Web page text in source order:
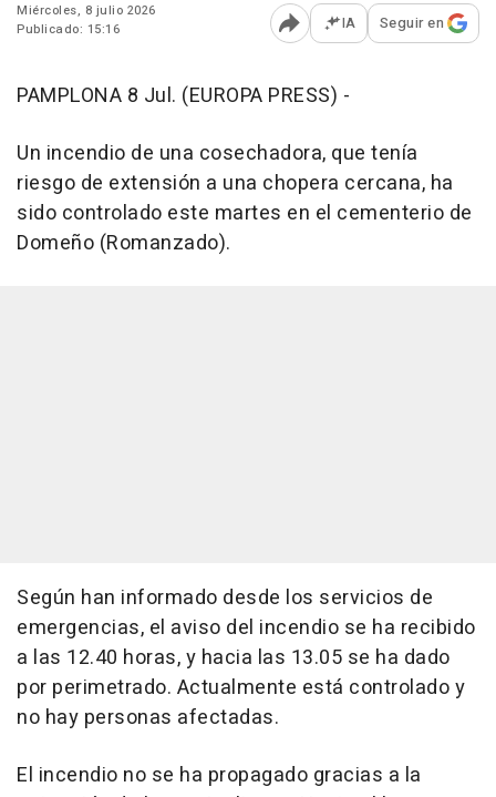
Miércoles, 8 julio 2026
Publicado: 15:16
Abrir opciones para
IA Seguir en
PAMPLONA 8 Jul. (EUROPA PRESS) -
Un incendio de una cosechadora, que tenía
riesgo de extensión a una chopera cercana, ha
sido controlado este martes en el cementerio de
Domeño (Romanzado).
Según han informado desde los servicios de
emergencias, el aviso del incendio se ha recibido
a las 12.40 horas, y hacia las 13.05 se ha dado
por perimetrado. Actualmente está controlado y
no hay personas afectadas.
El incendio no se ha propagado gracias a la